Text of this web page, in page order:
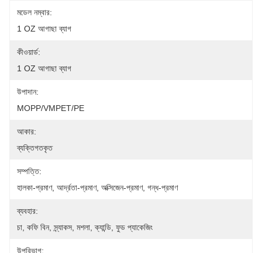
মডেল নম্বার:
1 OZ আগাছা ব্যাগ
কীওয়ার্ড:
1 OZ আগাছা ব্যাগ
উপাদান:
MOPP/VMPET/PE
আকার:
ব্যক্তিগতকৃত
সম্পত্তি:
হালকা-প্রমাণ, আর্দ্রতা-প্রমাণ, অক্সিজেন-প্রমাণ, গন্ধ-প্রমাণ
ব্যবহার:
চা, কফি বিন, স্ন্যাকস, মশলা, ক্যান্ডি, ফুড প্যাকেজিং
উপরিভাগ: